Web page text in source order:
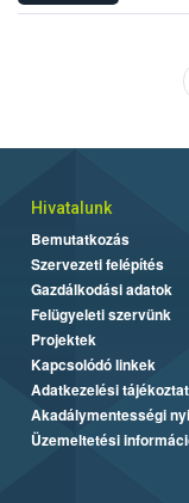
Hivatalunk
Bemutatkozás
Szervezeti felépítés
Gazdálkodási adatok
Felügyeleti szervünk
Projektek
Kapcsolódó linkek
Adatkezelési
Akadálymentességi
Üzemeltetési